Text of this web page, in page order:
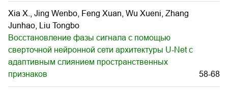
Xia X., Jing Wenbo, Feng Xuan, Wu Xueni, Zhang
Junhao, Liu Tongbo
Восстановление фазы сигнала с помощью
сверточной нейронной сети архитектуры U-Net с
адаптивным слиянием пространственных
признаков
58-68